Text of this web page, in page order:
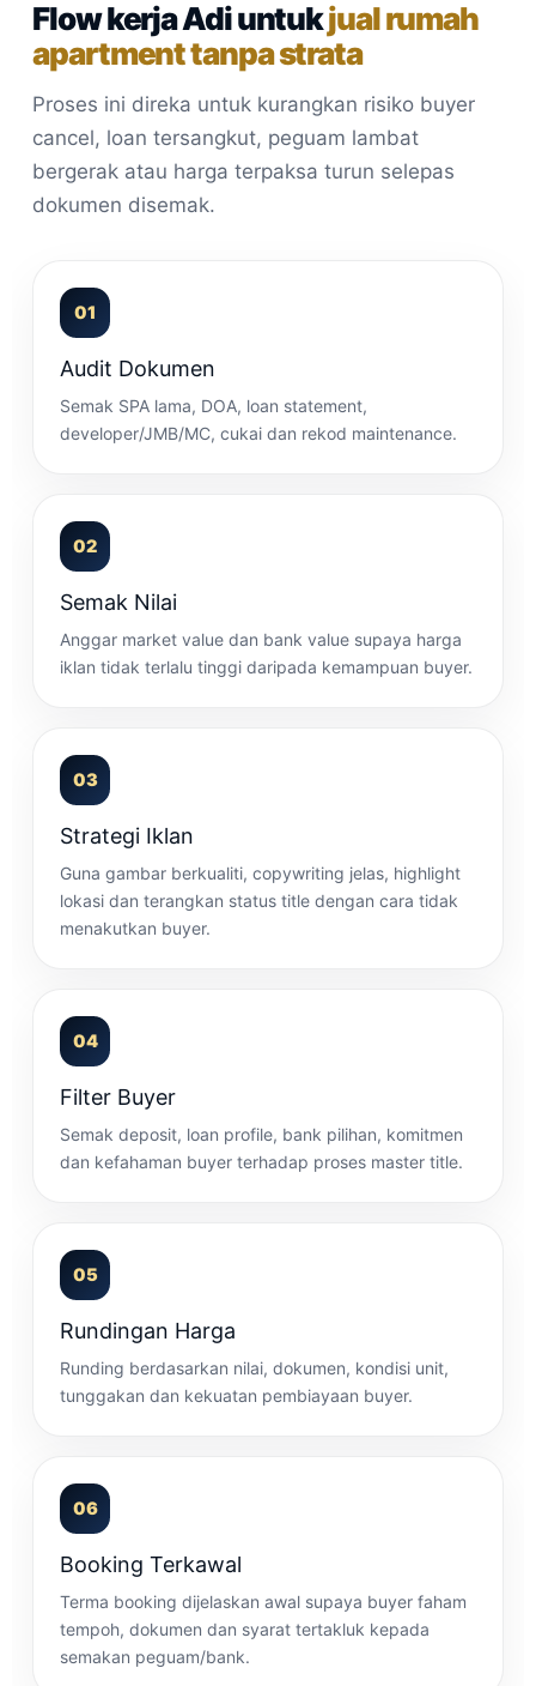
Flow kerja Adi untukjual rumah
apartment tanpa strata
Proses ini direka untuk kurangkan risiko buyer
cancel, loan tersangkut, peguam lambat
bergerak atau harga terpaksa turun selepas
dokumen disemak.
01
Audit Dokumen
Semak SPA lama, DOA, loan statement,
developer/JMB/MC, cukai dan rekod maintenance.
02
Semak Nilai
Anggar market value dan bank value supaya harga
iklan tidak terlalu tinggi daripada kemampuan buyer.
03
Strategi Iklan
Guna gambar berkualiti, copywriting jelas, highlight
lokasi dan terangkan status title dengan cara tidak
menakutkan buyer.
04
Filter Buyer
Semak deposit, loan profile, bank pilihan, komitmen
dan kefahaman buyer terhadap proses master title.
05
Rundingan Harga
Runding berdasarkan nilai, dokumen, kondisi unit,
tunggakan dan kekuatan pembiayaan buyer.
06
Booking Terkawal
Terma booking dijelaskan awal supaya buyer faham
tempoh, dokumen dan syarat tertakluk kepada
semakan peguam/bank.